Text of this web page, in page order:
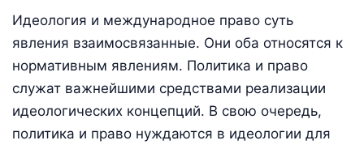
Идеология и международное право суть
явления взаимосвязанные. Они оба относятся к
нормативным явлениям. Политика и право
служат важнейшими средствами реализации
идеологических концепций. В свою очередь,
политика и право нуждаются в идеологии для